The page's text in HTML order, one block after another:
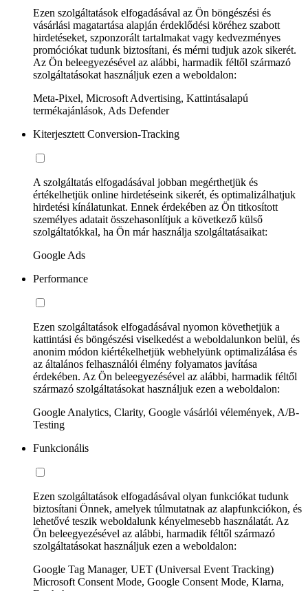
Ezen szolgáltatások elfogadásával az Ön böngészési és
vásárlási magatartása alapján érdeklődési köréhez szabott
hirdetéseket, szponzorált tartalmakat vagy kedvezményes
promóciókat tudunk biztosítani, és mérni tudjuk azok sikerét.
Az Ön beleegyezésével az alábbi, harmadik féltől származó
szolgáltatásokat használjuk ezen a weboldalon:
Meta-Pixel, Microsoft Advertising, Kattintásalapú
termékajánlások, Ads Defender
Kiterjesztett Conversion-Tracking
A szolgáltatás elfogadásával jobban megérthetjük és
értékelhetjük online hirdetéseink sikerét, és optimalizálhatjuk
hirdetési kínálatunkat. Ennek érdekében az Ön titkosított
személyes adatait összehasonlítjuk a következő külső
szolgáltatókkal, ha Ön már használja szolgáltatásaikat:
Google Ads
Performance
Ezen szolgáltatások elfogadásával nyomon követhetjük a
kattintási és böngészési viselkedést a weboldalunkon belül, és
anonim módon kiértékelhetjük webhelyünk optimalizálása és
az általános felhasználói élmény folyamatos javítása
érdekében. Az Ön beleegyezésével az alábbi, harmadik féltől
származó szolgáltatásokat használjuk ezen a weboldalon:
Google Analytics, Clarity, Google vásárlói vélemények, A/B-
Testing
Funkcionális
Ezen szolgáltatások elfogadásával olyan funkciókat tudunk
biztosítani Önnek, amelyek túlmutatnak az alapfunkciókon, és
lehetővé teszik weboldalunk kényelmesebb használatát. Az
Ön beleegyezésével az alábbi, harmadik féltől származó
szolgáltatásokat használjuk ezen a weboldalon:
Google Tag Manager, UET (Universal Event Tracking)
Microsoft Consent Mode, Google Consent Mode, Klarna,